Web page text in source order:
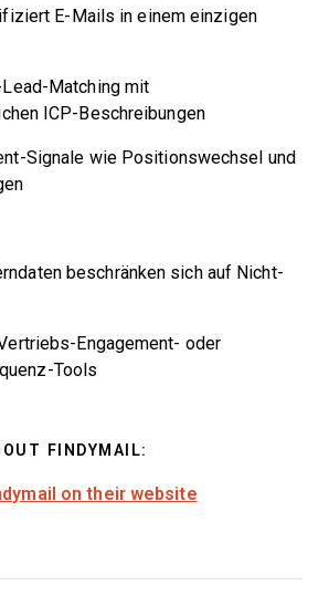
E-Mails in einem einzigen
Matching mit
ICP-Beschreibungen
Signale wie Positionswechsel und
beschränken sich auf Nicht-
Engagement- oder
Tools
FINDYMAIL:
on their website